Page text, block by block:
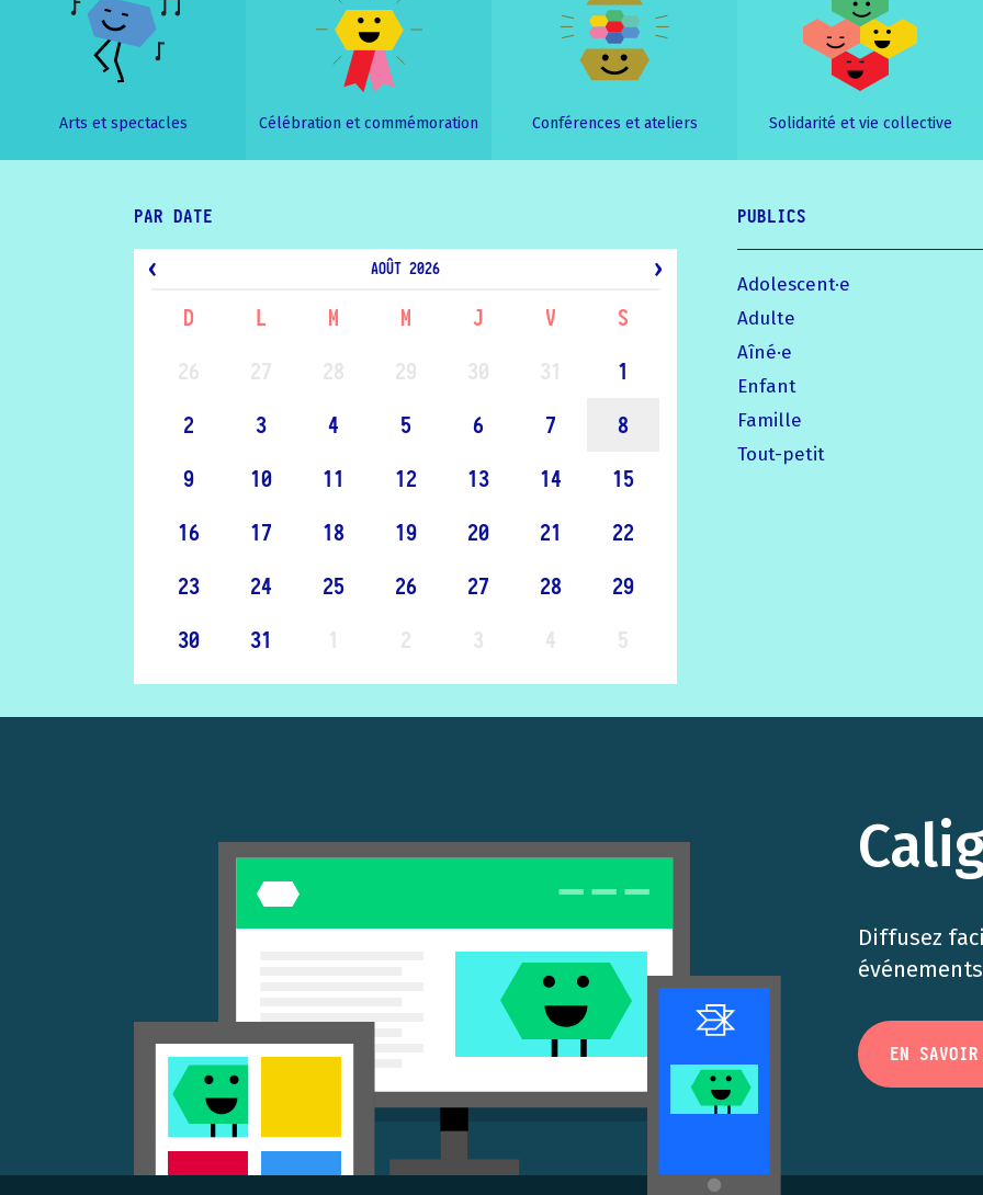
Arts et spectacles Célébration et commémoration Conférences et ateliers Solidarité et vie collective
PAR DATE
AOÛT 2026
D L M M J V
S
26
27 28 29 30 31
1
2
3 4 5 6 7
8
9
10 11 12 13 14
15
16
17 18 19 20 21
22
23
24 25 26 27 28
29
30
31 1 2 3 4 5
PUBLICS
Adolescent·e
Adulte
Aîné·e
Enfant
Famille
Tout-petit
Diffusez
EN